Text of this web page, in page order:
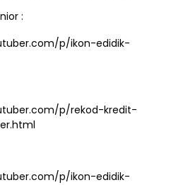
:
p/ikon-edidik-
p/rekod-kredit-
p/ikon-edidik-